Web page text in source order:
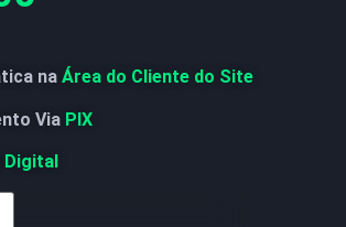
na Área do Cliente do Site
Via PIX
Digital